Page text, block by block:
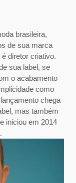
brasileira,
de sua marca
diretor criativo.
sua label, se
o acabamento
como
chega
mas também
iniciou em 2014